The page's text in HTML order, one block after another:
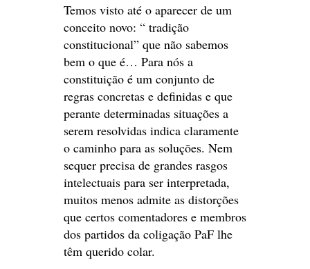
Temos visto até o aparecer de um
conceito novo: “ tradição
constitucional” que não sabemos
bem o que é… Para nós a
constituição é um conjunto de
regras concretas e definidas e que
perante determinadas situações a
serem resolvidas indica claramente
o caminho para as soluções. Nem
sequer precisa de grandes rasgos
intelectuais para ser interpretada,
muitos menos admite as distorções
que certos comentadores e membros
dos partidos da coligação PaF lhe
têm querido colar.